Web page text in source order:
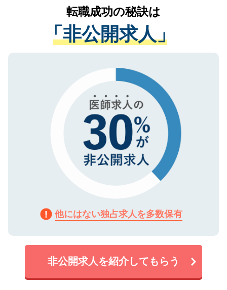
は、個人情報の取り扱いについての厳密な
管理基準を満たした事業者のみに付与され
る、プライバシーマークを取得済みです。
で、機密保持に関してもご安心ください。
かがいして、現在の医療機関の状況や紹介
経験をまじえながら、適切なアドバイスを
させていただきます。すぐにご転職をされ
ない方には、長期的なサポートが可能です
ので、まずはご登録ください。
転職成功の秘訣は
「非公開求人」
他にはない独占求人を多数保有
非公開求人を紹介してもらう